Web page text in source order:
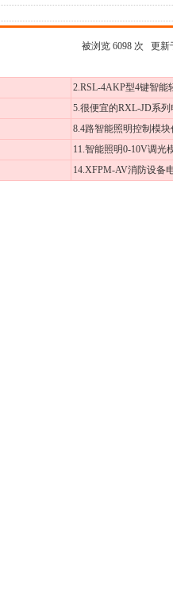
被浏览 6098 次 更新
2.RSL-4AKP型4键智能
5.很便宜的RXL-JD系
8.4路智能照明控制模
11.智能照明0-10V调光
14.XFPM-AV消防设备